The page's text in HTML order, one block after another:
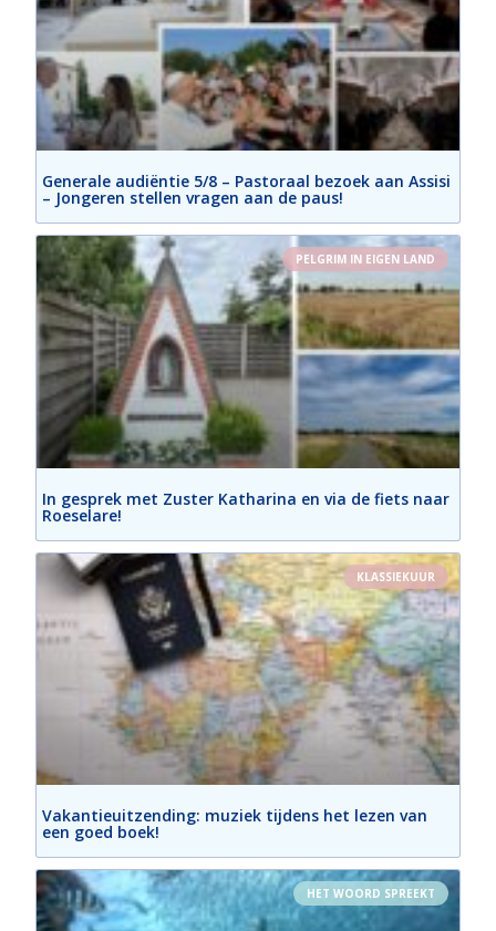
Generale audiëntie 5/8 – Pastoraal bezoek aan Assisi
– Jongeren stellen vragen aan de paus!
PELGRIM IN EIGEN LAND
In gesprek met Zuster Katharina en via de fiets naar
Roeselare!
KLASSIEKUUR
Vakantieuitzending: muziek tijdens het lezen van
een goed boek!
HET WOORD SPREEKT